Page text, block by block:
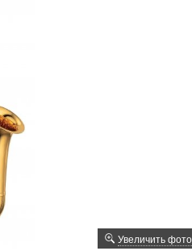
Увеличить фото